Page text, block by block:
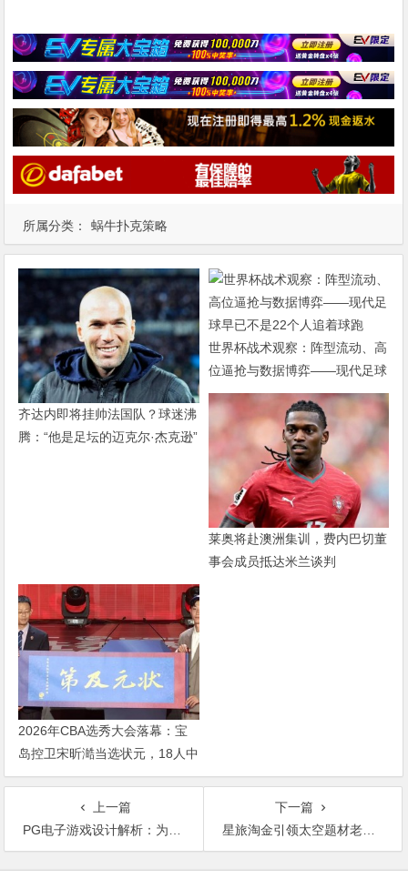
所属分类： 蜗牛扑克策略
齐达内即将挂帅法国队？球迷沸
腾：“他是足坛的迈克尔·杰克逊”
世界杯战术观察：阵型流动、高
位逼抢与数据博弈——现代足球
早已不是22个人追着球跑
莱奥将赴澳洲集训，费内巴切董
事会成员抵达米兰谈判
2026年CBA选秀大会落幕：宝
岛控卫宋昕澔当选状元，18人中
选创历史新低
上一篇
PG电子游戏设计解析：为何深受年轻玩家喜爱？
下一篇
星旅淘金引领太空题材老虎机新风潮：PG电子的创新之作
文